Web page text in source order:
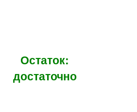
Остаток:
достаточно